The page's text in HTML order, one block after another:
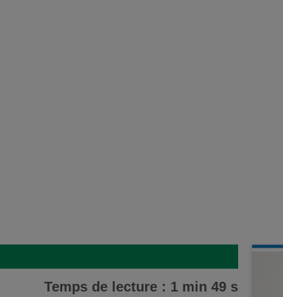
Temps de lecture : 1 min 49 s